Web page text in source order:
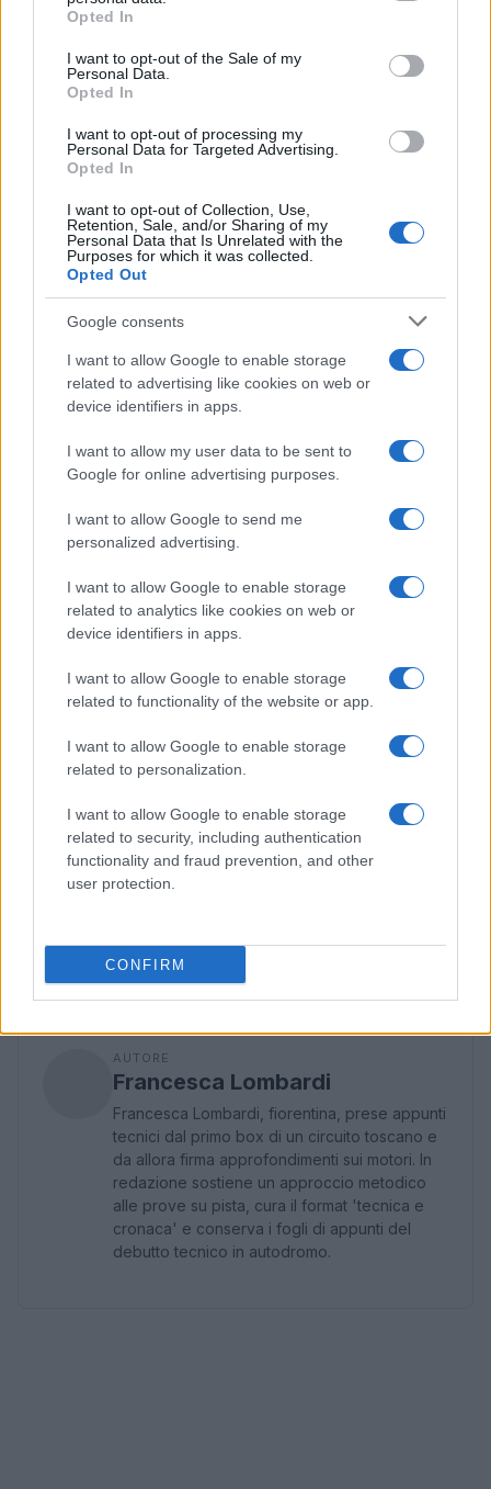
grant or deny consent to Google and its third-party tags to
use your data for below specified purposes in below Google
consent section.
Opted In
I want to opt-out of the Sale of my
Personal Data.
Opted In
I want to opt-out of processing my
Personal Data for Targeted Advertising.
Opted In
I want to opt-out of Collection, Use,
Retention, Sale, and/or Sharing of my
Personal Data that Is Unrelated with the
Purposes for which it was collected.
Opted Out
Google consents
I want to allow Google to enable storage
related to advertising like cookies on web or
device identifiers in apps.
I want to allow my user data to be sent to
Google for online advertising purposes.
I want to allow Google to send me
personalized advertising.
I want to allow Google to enable storage
related to analytics like cookies on web or
device identifiers in apps.
I want to allow Google to enable storage
related to functionality of the website or app.
I want to allow Google to enable storage
related to personalization.
I want to allow Google to enable storage
related to security, including authentication
functionality and fraud prevention, and other
user protection.
CONFIRM
Eseguire foto a ogni fase per il riassemblaggio
Usare flussante di qualità e temperatura
controllata per evitare delaminazioni.
e regolare la dead zonea valori minimi stabili.
Dopo la sostituzione, eseguire una
completa e stress test con movimenti lenti e rapidi
sugli assi. Se il segnale è stabile e il ritorno al
centro è ripetibile, la riparazione è riuscita. In caso
contrario, controllare saldature fredde, flat non
Checklist rapida: percorso decisionale
senza rischi di garanzia
Escludere software
cavo, aggiornamenti, reset e calibrazione.
Pulizia esterna a basso rischio: aria compressa,
alcol isopropilico 99%, attesa di evaporazione.
se i sigilli sono intatti.
Apriresolo fuori garanzia e con strumenti
adeguati, documentando ogni passaggio.
Sostituire modulise i sintomi indicano usura
Seguire questa sequenza riduce i tentativi a vuoto,
garanzia
quando possibile e consente
affidabilee prevedibile.
AUTORE
Francesca Lombardi
Francesca Lombardi, fiorentina, prese appunti
tecnici dal primo box di un circuito toscano e
da allora firma approfondimenti sui motori. In
redazione sostiene un approccio metodico
alle prove su pista, cura il format 'tecnica e
cronaca' e conserva i fogli di appunti del
debutto tecnico in autodromo.